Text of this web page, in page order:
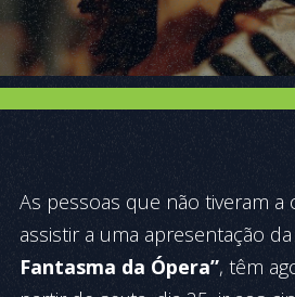
As pessoas que não tiveram
assistir a uma apresentação
Fantasma da Ópera”, têm